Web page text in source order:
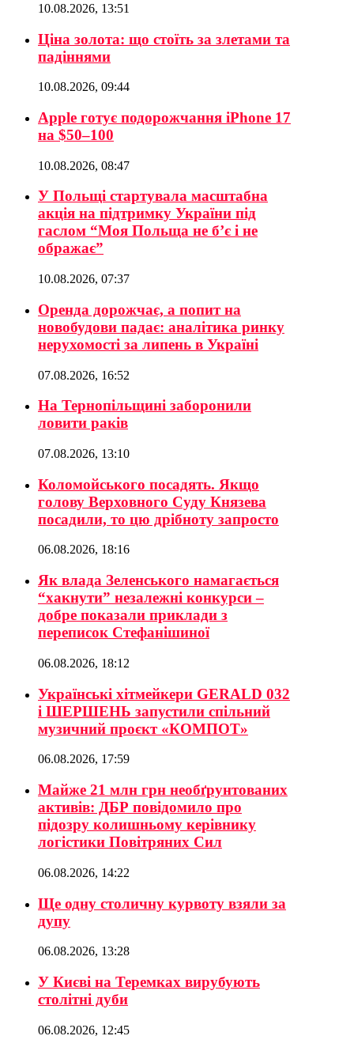
10.08.2026, 13:51
Ціна золота: що стоїть за злетами та
падіннями
10.08.2026, 09:44
Apple готує подорожчання iPhone 17
на $50–100
10.08.2026, 08:47
У Польщі стартувала масштабна
акція на підтримку України під
гаслом “Моя Польща не б’є і не
ображає”
10.08.2026, 07:37
Оренда дорожчає, а попит на
новобудови падає: аналітика ринку
нерухомості за липень в Україні
07.08.2026, 16:52
На Тернопільщині заборонили
ловити раків
07.08.2026, 13:10
Коломойського посадять. Якщо
голову Верховного Суду Князева
посадили, то цю дрібноту запросто
06.08.2026, 18:16
Як влада Зеленського намагається
“хакнути” незалежні конкурси –
добре показали приклади з
переписок Стефанішиної
06.08.2026, 18:12
Українські хітмейкери GERALD 032
і ШЕРШЕНЬ запустили спільний
музичний проєкт «КОМПОТ»
06.08.2026, 17:59
Майже 21 млн грн необґрунтованих
активів: ДБР повідомило про
підозру колишньому керівнику
логістики Повітряних Сил
06.08.2026, 14:22
Ще одну столичну курвоту взяли за
дупу
06.08.2026, 13:28
У Києві на Теремках вирубують
столітні дуби
06.08.2026, 12:45